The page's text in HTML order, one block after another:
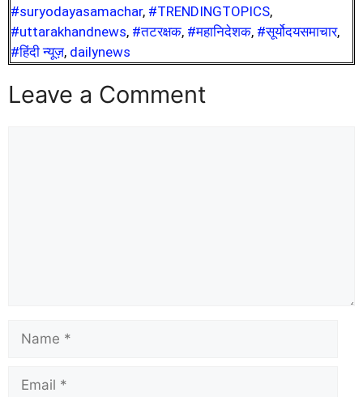
#suryodayasamachar, #TRENDINGTOPICS,
#uttarakhandnews, #तटरक्षक, #महानिदेशक, #सूर्योदयसमाचार,
#हिंदी न्यूज़, dailynews
Leave a Comment